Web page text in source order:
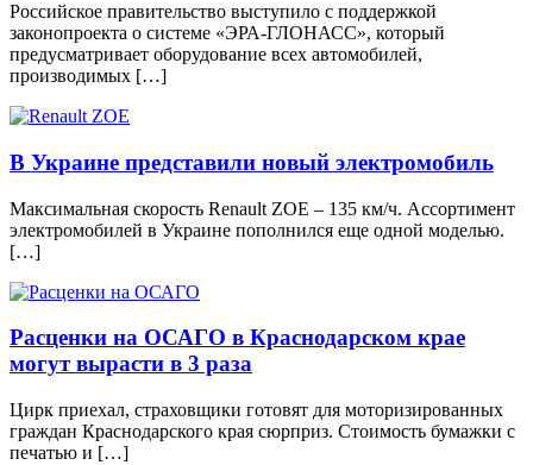
Российское правительство выступило с поддержкой
законопроекта о системе «ЭРА-ГЛОНАСС», который
предусматривает оборудование всех автомобилей,
производимых […]
В Украине представили новый электромобиль
Максимальная скорость Renault ZOE – 135 км/ч. Ассортимент
электромобилей в Украине пополнился еще одной моделью.
[…]
Расценки на ОСАГО в Краснодарском крае
могут вырасти в 3 раза
Цирк приехал, страховщики готовят для моторизированных
граждан Краснодарского края сюрприз. Стоимость бумажки с
печатью и […]